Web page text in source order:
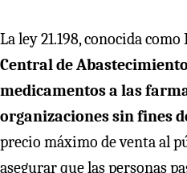
La ley 21.198, conocida
Central de
medicamentos a las
organizaciones sin fines
precio máximo de venta al
asegurar que las personas